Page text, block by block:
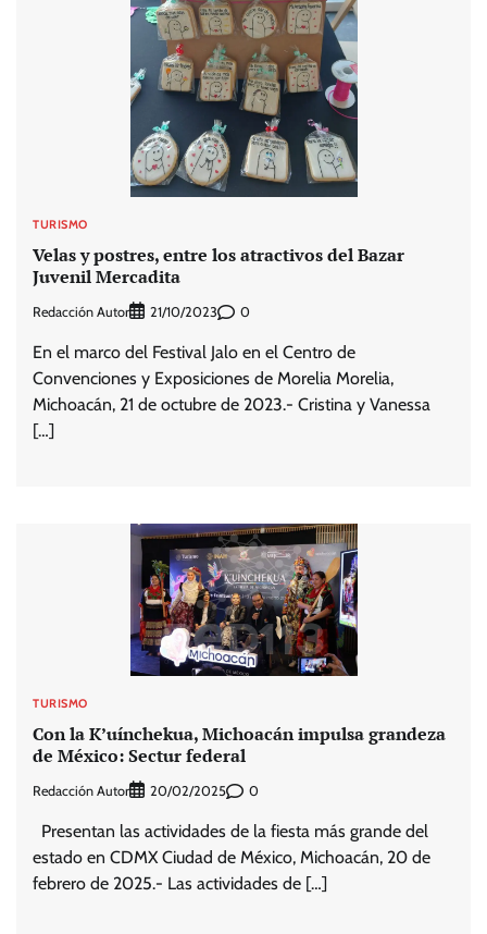
TURISMO
Velas y postres, entre los atractivos del Bazar
Juvenil Mercadita
Redacción Autor 21/10/2023 0
En el marco del Festival Jalo en el Centro de
Convenciones y Exposiciones de Morelia Morelia,
Michoacán, 21 de octubre de 2023.- Cristina y Vanessa
[…]
TURISMO
Con la K’uínchekua, Michoacán impulsa grandeza
de México: Sectur federal
Redacción Autor 20/02/2025 0
Presentan las actividades de la fiesta más grande del
estado en CDMX Ciudad de México, Michoacán, 20 de
febrero de 2025.- Las actividades de […]